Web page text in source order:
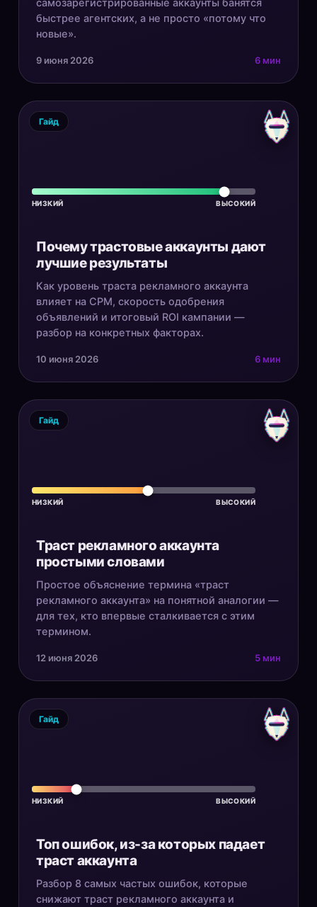
самозарегистрированные аккаунты банятся
быстрее агентских, а не просто «потому что
новые».
9 июня 2026 6 мин
НИЗКИЙ ВЫСОКИЙ
Гайд
Почему трастовые аккаунты дают
лучшие результаты
Как уровень траста рекламного аккаунта
влияет на CPM, скорость одобрения
объявлений и итоговый ROI кампании —
разбор на конкретных факторах.
10 июня 2026 6 мин
НИЗКИЙ ВЫСОКИЙ
Гайд
Траст рекламного аккаунта
простыми словами
Простое объяснение термина «траст
рекламного аккаунта» на понятной аналогии —
для тех, кто впервые сталкивается с этим
термином.
12 июня 2026 5 мин
НИЗКИЙ ВЫСОКИЙ
Гайд
Топ ошибок, из-за которых падает
траст аккаунта
Разбор 8 самых частых ошибок, которые
снижают траст рекламного аккаунта и